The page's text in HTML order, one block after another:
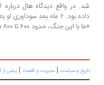
در واقع دیدگاه هال درباره
داده بود. ٦ ماه بعد سودآوری او
این جنگ، حدود ٦٠٠ تا ٨٠٠ میلیون دلار سود کردیم!»
و سیاست |مدیریت و اقتصاد| برشی از کتاب|